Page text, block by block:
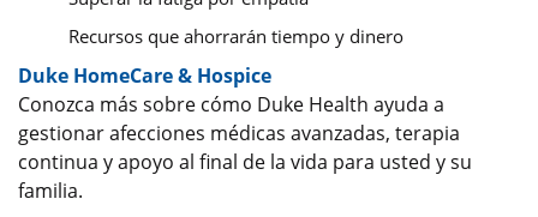
Recursos que ahorrarán tiempo y dinero
Duke HomeCare & Hospice
Conozca más sobre cómo Duke Health ayuda a
gestionar afecciones médicas avanzadas, terapia
continua y apoyo al final de la vida para usted y su
familia.